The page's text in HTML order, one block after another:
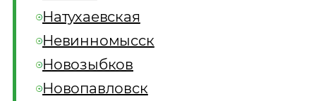
Натухаевская
Невинномысск
Новозыбков
Новопавловск